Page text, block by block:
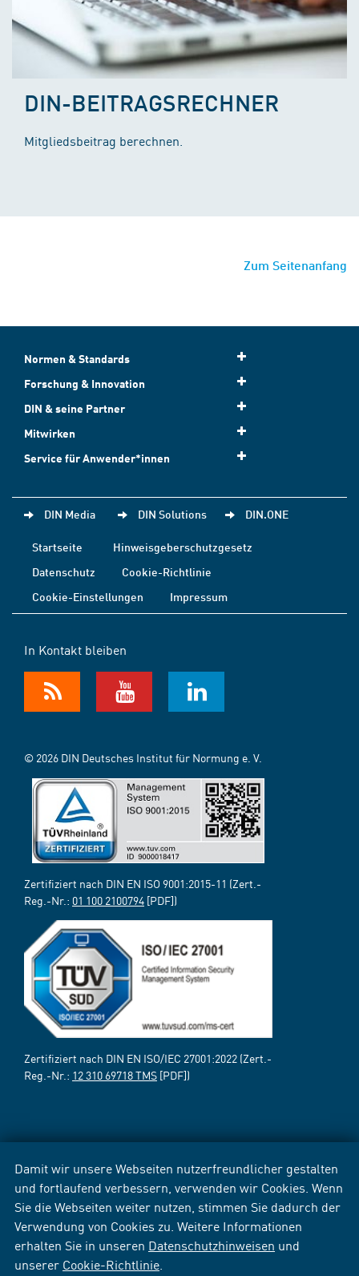
Damit wir unsere Webseiten nutzerfreundlicher gestalten
und fortlaufend verbessern, verwenden wir Cookies. Wenn
Sie die Webseiten weiter nutzen, stimmen Sie dadurch der
Verwendung von Cookies zu. Weitere Informationen
erhalten Sie in unseren Datenschutzhinweisen und
unserer Cookie-Richtlinie
DIN-BEITRAGSRECHNER
Mitgliedsbeitrag berechnen.
Zum Seitenanfang
Normen & Standards
Forschung & Innovation
DIN & seine Partner
Mitwirken
Service für Anwender*innen
DIN Media DIN Solutions DIN.ONE
Startseite
Hinweisgeberschutzgesetz
Datenschutz
Cookie-Richtlinie
Cookie-Einstellungen
Impressum
In Kontakt bleiben
© 2026 DIN Deutsches Institut für Normung e. V.
Zertifiziert nach DIN EN ISO 9001:2015-11 (Zert.-
Reg.-Nr.: 01 100 2100794 [PDF])
Zertifiziert nach DIN EN ISO/IEC 27001:2022 (Zert.-
Reg.-Nr.: 12 310 69718 TMS [PDF])